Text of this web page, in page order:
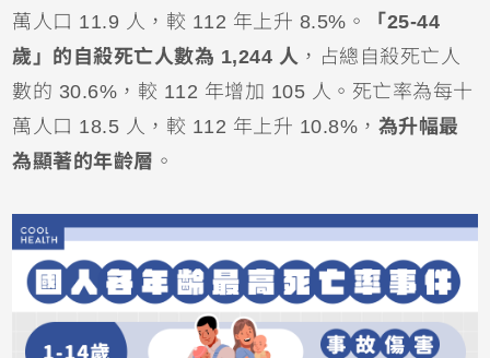
萬人口 11.9 人，較 112 年上升 8.5%。
「25-44
歲」的自殺死亡人數為 1,244 人 ，占總自殺死亡人
數的 30.6%，較 112 年增加 105 人。死亡率為每十
萬人口 18.5 人，較 112 年上升 10.8%， 為升幅最
為顯著的年齡層 。